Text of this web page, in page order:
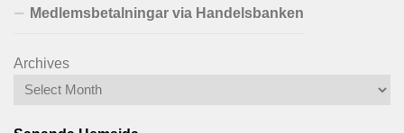
Medlemsbetalningar via Handelsbanken
Archives